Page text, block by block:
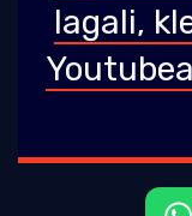
lagali,